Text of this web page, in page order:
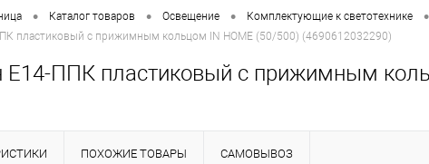
• Каталог товаров • Освещение • Комплектующие к светотехнике •
пластиковый с прижимным кольцом IN HOME (50/500) (4690612032290)
Е14-ППК пластиковый с прижимным
ПОХОЖИЕ ТОВАРЫ САМОВЫВОЗ